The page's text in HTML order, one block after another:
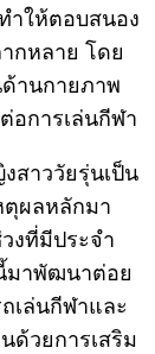
ให้ตอบสนอง
กหลาย โดย
ด้านกายภาพ
อการเล่นกีฬา
สาววัยรุ่นเป็น
ตุผลหลักมา
งที่มีประจำ
มาพัฒนาต่อย
เล่นกีฬาและ
ด้วยการเสริม